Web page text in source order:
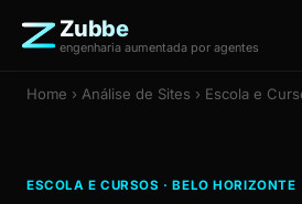
Zubbe
engenharia aumentada por agentes
Home › Análise de Sites › Escola e
ESCOLA E CURSOS · BELO HORIZONTE